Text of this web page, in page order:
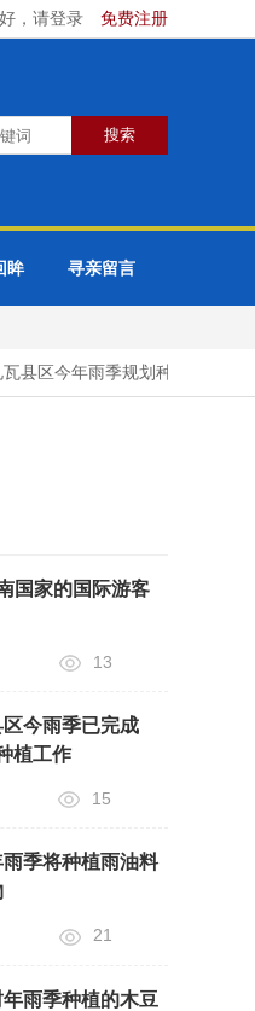
，请登录 免费注册
眸 寻亲留言
县区今年雨季规划种植雨芝麻1
国家的国际游客
13
今雨季已完成
植工作
15
季将种植雨油料
21
雨季种植的木豆